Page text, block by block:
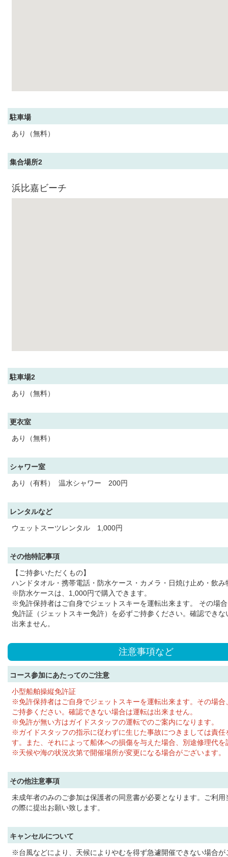
駐車場
あり（無料）
集合場所2
浜比嘉ビーチ
駐車場2
あり（無料）
更衣室
あり（無料）
シャワー室
あり（有料） 温水シャワー 200円
レンタルなど
ウェットスーツレンタル 1,000円
その他特記事項
【ご持参いただくもの】
ハンドタオル・携帯電話・防水ケース・カメラ・日焼け止め・飲み
※防水ケースは、1,000円で購入できます。
※免許保持者はご自身でジェットスキーを運転出来ます。 その場
免許証（ジェットスキー免許）を必ずご持参ください。確認できな
出来ません。
注意事項など
コース参加にあたってのご注意
小型船舶操縦免許証
※免許保持者はご自身でジェットスキーを運転出来ます。その場合
ご持参ください。確認できない場合は運転は出来ません。
※免許が無い方はガイドスタッフの運転でのご案内になります。
※ガイドスタッフの指示に従わずに生じた事故につきましては責任
す。また、それによって船体への損傷を与えた場合、別途修理代を
※天候や海の状況次第で開催場所が変更になる場合がございます。
その他注意事項
未成年者のみのご参加は保護者の同意書が必要となります。ご利用
の際に提出お願い致します。
キャンセルについて
※台風などにより、天候によりやむを得ず急遽開催できない場合が